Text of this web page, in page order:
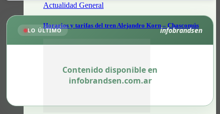
Actualidad General
Horarios y tarifas del tren Alejandro Korn – Chascomús
LO ÚLTIMO infobrandsen
Contenido disponible en
infobrandsen.com.ar